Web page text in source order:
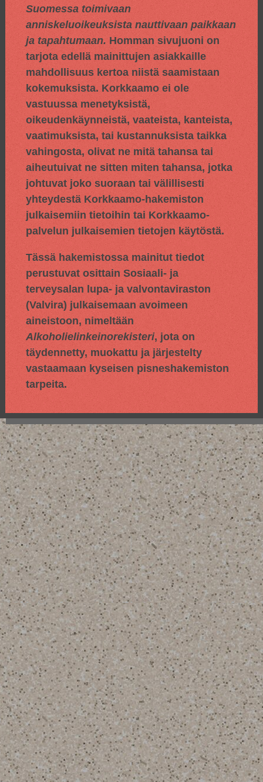
Suomessa toimivaan
anniskeluoikeuksista nauttivaan paikkaan
ja tapahtumaan. Homman sivujuoni on
tarjota edellä mainittujen asiakkaille
mahdollisuus kertoa niistä saamistaan
kokemuksista. Korkkaamo ei ole
vastuussa menetyksistä,
oikeudenkäynneistä, vaateista, kanteista,
vaatimuksista, tai kustannuksista taikka
vahingosta, olivat ne mitä tahansa tai
aiheutuivat ne sitten miten tahansa, jotka
johtuvat joko suoraan tai välillisesti
yhteydestä Korkkaamo-hakemiston
julkaisemiin tietoihin tai Korkkaamo-
palvelun julkaisemien tietojen käytöstä.
Tässä hakemistossa mainitut tiedot
perustuvat osittain Sosiaali- ja
terveysalan lupa- ja valvontaviraston
(Valvira) julkaisemaan avoimeen
aineistoon, nimeltään
Alkoholielinkeinorekisteri, jota on
täydennetty, muokattu ja järjestelty
vastaamaan kyseisen pisneshakemiston
tarpeita.